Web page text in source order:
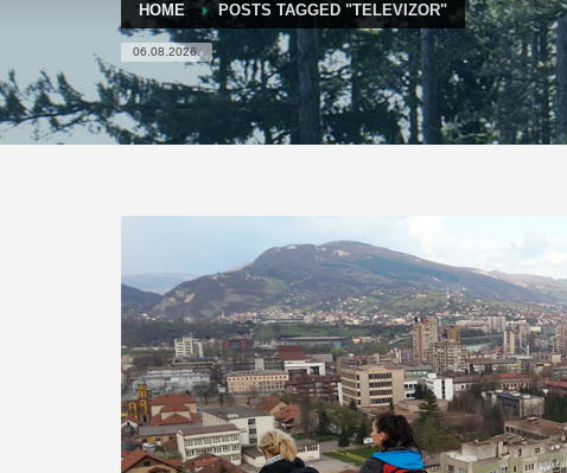
HOME POSTS TAGGED "TELEVIZOR"
06.08.2026.